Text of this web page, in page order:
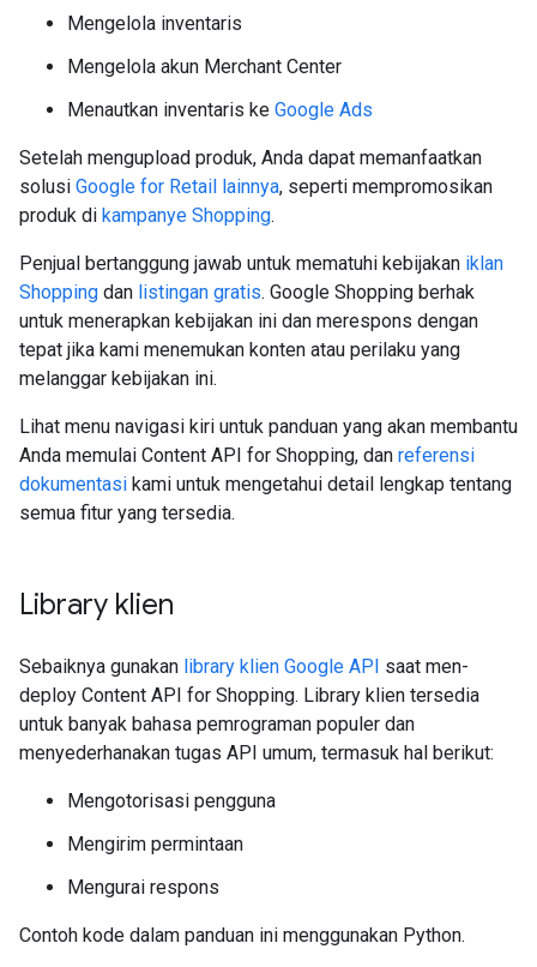
Mengelola inventaris
Mengelola akun Merchant Center
Menautkan inventaris ke Google Ads
Setelah mengupload produk, Anda dapat memanfaatkan
solusi Google for Retail lainnya, seperti mempromosikan
produk di kampanye Shopping.
Penjual bertanggung jawab untuk mematuhi kebijakan iklan
Shopping dan listingan gratis. Google Shopping berhak
untuk menerapkan kebijakan ini dan merespons dengan
tepat jika kami menemukan konten atau perilaku yang
melanggar kebijakan ini.
Lihat menu navigasi kiri untuk panduan yang akan membantu
Anda memulai Content API for Shopping, dan referensi
dokumentasi kami untuk mengetahui detail lengkap tentang
semua fitur yang tersedia.
Library klien
Sebaiknya gunakan library klien Google API saat men-
deploy Content API for Shopping. Library klien tersedia
untuk banyak bahasa pemrograman populer dan
menyederhanakan tugas API umum, termasuk hal berikut:
Mengotorisasi pengguna
Mengirim permintaan
Mengurai respons
Contoh kode dalam panduan ini menggunakan Python.